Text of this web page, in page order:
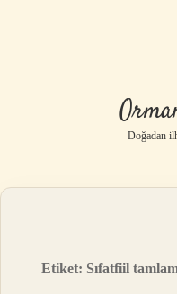
Doğadan
Etiket: Sıfatfiil